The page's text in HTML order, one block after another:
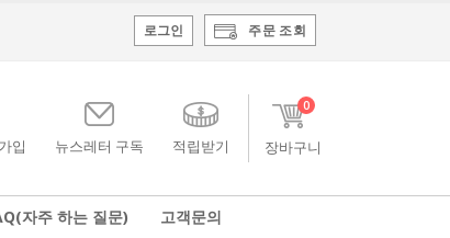
주문 조회
로그인
입 뉴스레터 구독 적립받기
0
자주 하는 질문) 고객문의